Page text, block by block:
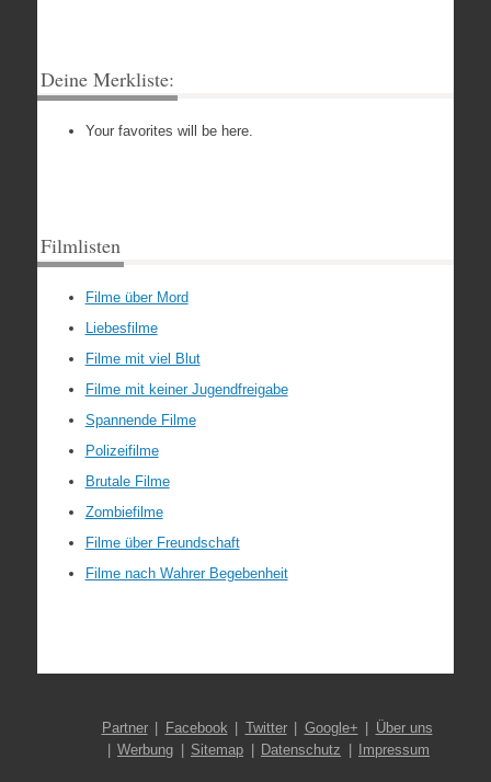
Deine Merkliste:
Your favorites will be here.
Filmlisten
Filme über Mord
Liebesfilme
Filme mit viel Blut
Filme mit keiner Jugendfreigabe
Spannende Filme
Polizeifilme
Brutale Filme
Zombiefilme
Filme über Freundschaft
Filme nach Wahrer Begebenheit
Partner Facebook Twitter Google+
Über uns
Werbung
Sitemap Datenschutz Impressum